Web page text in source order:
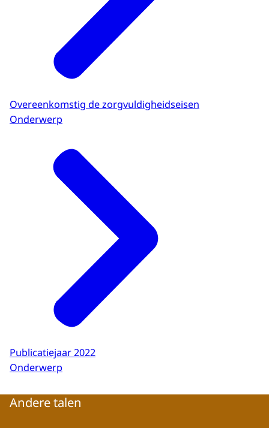
Overeenkomstig de zorgvuldigheidseisen
Onderwerp
Publicatiejaar 2022
Onderwerp
Andere talen